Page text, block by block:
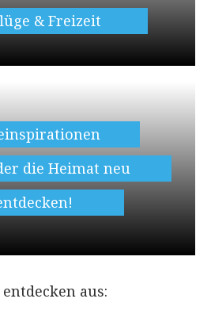
& Freizeit
die Heimat neu
aus: